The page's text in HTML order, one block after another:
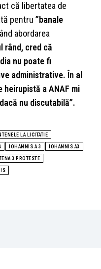
că libertatea de
pentru ”banale
abordarea
rând, cred că
nu poate fi
administrative. În al
heirupistă a ANAF mi
nu discutabilă”.
LA LICITATIE
IOHANNIS A 3 IOHANNIS A3
3 PROTESTE